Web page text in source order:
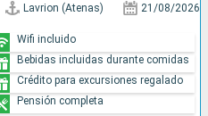
Lavrion (Atenas) 21/08/2026
Wifi incluido
Bebidas incluidas durante comidas
Crédito para excursiones regalado
Pensión completa